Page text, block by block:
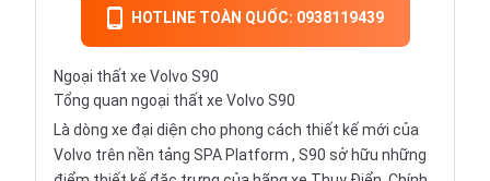
HOTLINE TOÀN QUỐC: 0938119439
Ngoại thất xe Volvo S90
Tổng quan ngoại thất xe Volvo S90
Là dòng xe đại diện cho phong cách thiết kế mới của
Volvo trên nền tảng SPA Platform , S90 sở hữu những